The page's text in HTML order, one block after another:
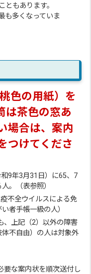
ともあります。
も多くなっていま
色の用紙）を
は茶色の窓あ
場合は、案内
つけてくださ
9年3月31日）に65、7
。（表参照）
不全ウイルスによる免
者手帳一級の人）
、上記（2）以外の障害
体不自由）の人は対象外
要な案内状を順次送付し